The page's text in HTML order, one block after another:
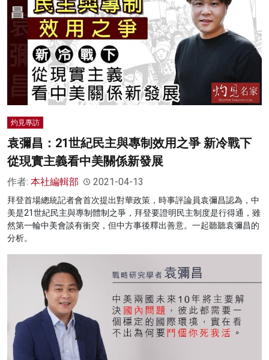
灼見專訪
袁彌昌：21世紀民主與專制效用之爭 新冷戰下
從現實主義看中美關係新發展
作者: 本社編輯部 2021-04-13
拜登首場總統記者會首次提出對華政策，時事評論員袁彌昌認為，中
美是21世紀民主與專制體制之爭，拜登要證明民主制度是行得通，雖
然第一輪中美會談有衝突，但中方事後釋出善意。一起聽聽袁彌昌的
分析。